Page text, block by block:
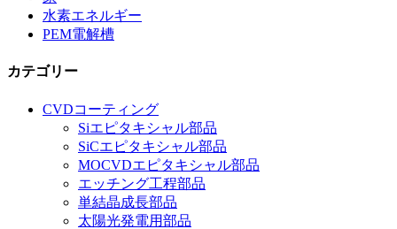
水素エネルギー
PEM電解槽
カテゴリー
CVDコーティング
Siエピタキシャル部品
SiCエピタキシャル部品
MOCVDエピタキシャル部品
エッチング工程部品
単結晶成長部品
太陽光発電用部品